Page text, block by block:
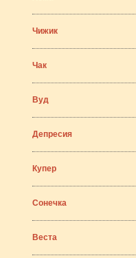
Чижик
Чак
Вуд
Депресия
Купер
Сонечка
Веста